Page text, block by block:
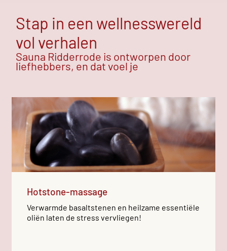
Stap in een wellnesswereld
vol verhalen
Sauna Ridderrode is ontworpen door
liefhebbers, en dat voel je
Hotstone-massage
Verwarmde basaltstenen en heilzame essentiële
oliën laten de stress vervliegen!